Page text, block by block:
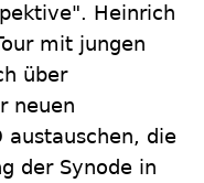
Heinrich
mit jungen
über
neuen
austauschen, die
der Synode in